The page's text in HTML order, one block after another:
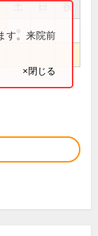
祝
す。来院前
×閉じる